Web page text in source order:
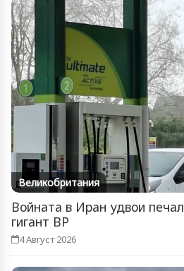
Великобритания
Войната в Иран удвои
гигант BP
4 Август 2026